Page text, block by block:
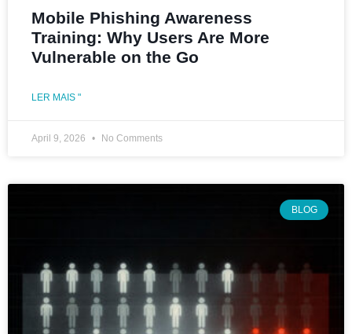
Mobile Phishing Awareness
Training: Why Users Are More
Vulnerable on the Go
LER MAIS "
April 9, 2026 No Comments
BLOG